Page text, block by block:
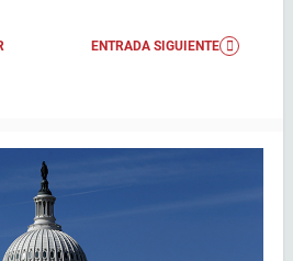
ENTRADA SIGUIENTE